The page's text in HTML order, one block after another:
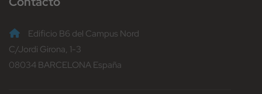
Edificio B6 del Campus Nord
C/Jordi Girona, 1-3
08034 BARCELONA España